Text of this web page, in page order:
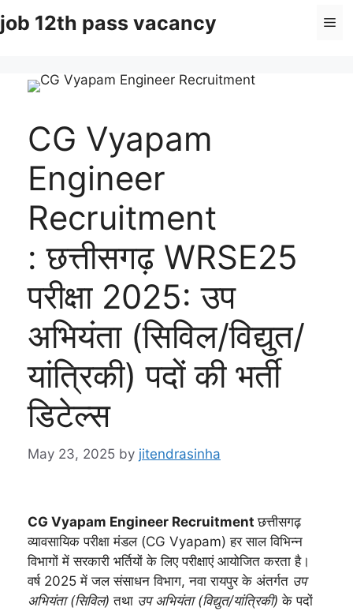
to
job 12th pass vacancy
CG Vyapam
Engineer
Recruitment
: छत्तीसगढ़ WRSE25
परीक्षा 2025: उप
अभियंता (सिविल/विद्युत/
यांत्रिकी) पदों की भर्ती
डिटेल्स
May 23, 2025 by jitendrasinha
CG Vyapam Engineer Recruitmentछत्तीसगढ़
व्यावसायिक परीक्षा मंडल (CG Vyapam) हर साल विभिन्न
विभागों में सरकारी भर्तियों के लिए परीक्षाएं आयोजित करता है।
वर्ष 2025 में जल संसाधन विभाग, नवा रायपुर के अंतर्गत उप
अभियंता (सिविल) तथा उप अभियंता (विद्युत/यांत्रिकी) के पदों